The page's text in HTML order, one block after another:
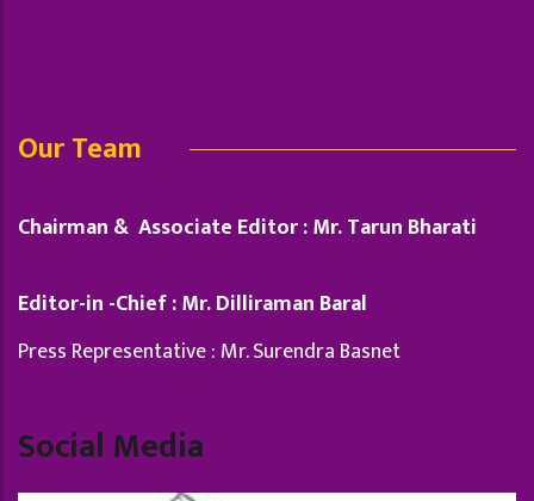
Our Team
Chairman & Associate Editor : Mr. Tarun Bharati
Editor-in -Chief : Mr. Dilliraman Baral
Press Representative : Mr. Surendra Basnet
Social Media